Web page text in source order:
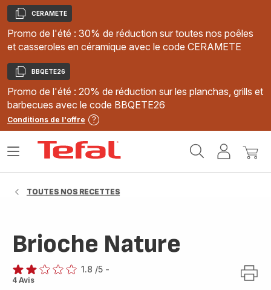
Copier
CERAMETE
Promo de l'été : 30% de réduction sur toutes nos poêles
et casseroles en céramique avec le code CERAMETE
Copier
BBQETE26
Promo de l'été : 20% de réduction sur les planchas, grills et
barbecues avec le code BBQETE26
Conditions de l'offre
MonMon
Ouvrir
TOUTES NOS RECETTES
Brioche Nature
ratings.1.8
1.8 /5 -
4 Avis